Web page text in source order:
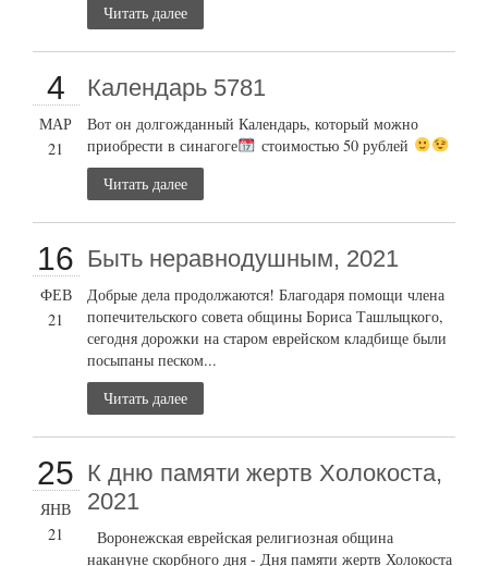
Читать далее
4
МАР
21
Календарь 5781
Вот он долгожданный Календарь, который можно
приобрести в синагоге
стоимостью 50 рублей
Читать далее
16
ФЕВ
21
Быть неравнодушным, 2021
Добрые дела продолжаются! Благодаря помощи члена
попечительского совета общины Бориса Ташлыцкого,
сегодня дорожки на старом еврейском кладбище были
посыпаны песком...
Читать далее
25
ЯНВ
21
К дню памяти жертв Холокоста,
2021
Воронежская еврейская религиозная община
накануне скорбного дня - Дня памяти жертв Холокоста